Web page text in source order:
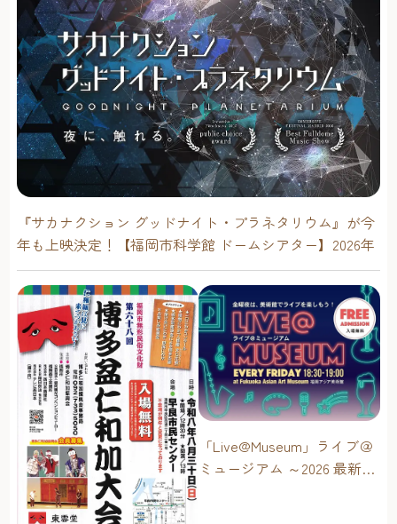
『サカナクション グッドナイト・プラネタリウム』が今
年も上映決定！【福岡市科学館 ドームシアター】2026年
「Live@Museum」ライブ＠
ミュージアム ～2026 最新イ